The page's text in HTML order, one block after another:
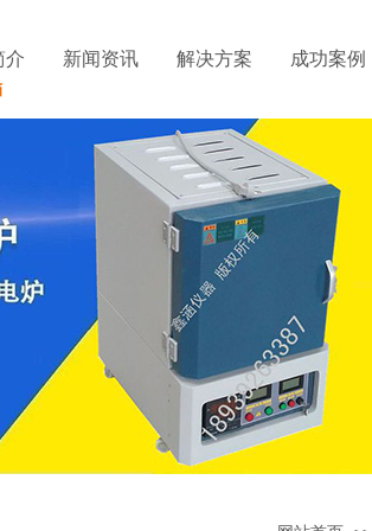
介 新闻资讯 解决方案 成功案例